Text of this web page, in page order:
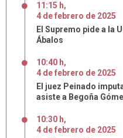
11:15 h,
4 defebrero de 2025
El Supremo pide a la
Ábalos
10:40 h,
4 defebrero de 2025
El juez Peinado
asiste a Begoña
10:30 h,
4 defebrero de 2025